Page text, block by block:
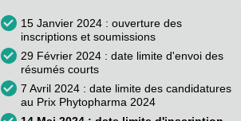
15 Janvier 2024 : ouverture des
inscriptions et soumissions
29 Février 2024 : date limite d'envoi des
résumés courts
7 Avril 2024 : date limite des candidatures
au Prix Phytopharma 2024